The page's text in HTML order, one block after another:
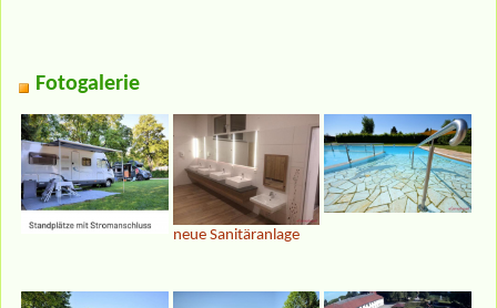
Fotogalerie
neue Sanitäranlage